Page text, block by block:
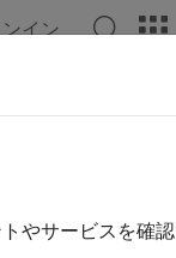
イン
) する
やサービスを確